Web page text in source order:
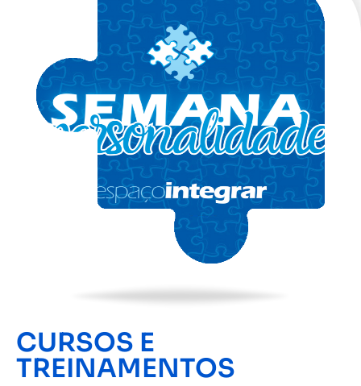
CURSOS E
TREINAMENTOS